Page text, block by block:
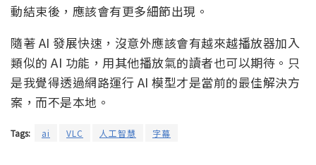
動結束後，應該會有更多細節出現。
隨著 AI 發展快速，沒意外應該會有越來越播放器加入
類似的 AI 功能，用其他播放氣的讀者也可以期待。只
是我覺得透過網路運行 AI 模型才是當前的最佳解決方
案，而不是本地。
Tags: ai VLC 人工智慧 字幕